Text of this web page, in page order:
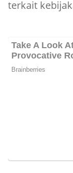
terkait